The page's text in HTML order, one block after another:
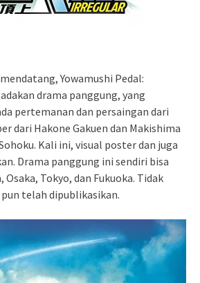
Yowamushi Pedal:
drama panggung, yang
pertemanan dan persaingan dari
dari Hakone Gakuen dan Makishima
Kali ini, visual poster dan juga
Drama panggung ini sendiri bisa
Osaka, Tokyo, dan Fukuoka. Tidak
telah dipublikasikan.